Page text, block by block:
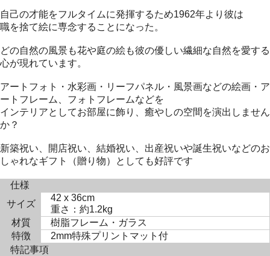
自己の才能をフルタイムに発揮するため1962年より彼は
職を捨て絵に専念することになった。
どの自然の風景も花や庭の絵も彼の優しい繊細な自然を愛する
心が現れています。
アートフォト・水彩画・リーフパネル・風景画などの絵画・ア
ートフレーム、フォトフレームなどを
インテリアとしてお部屋に飾り、癒やしの空間を演出しません
か？
新築祝い、開店祝い、結婚祝い、出産祝いや誕生祝いなどのお
しゃれなギフト（贈り物）としても好評です
仕様
サイズ
42 x 36cm
重さ：約1.2kg
材質
樹脂フレーム・ガラス
特徴
2mm特殊プリントマット付
特記事項